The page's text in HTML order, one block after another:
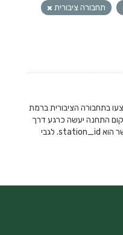
תחבורה ציבורית
בתחבורה הציבורית ברמת
התחנה יעשה כרגע דרך
טבלת stops ב-GTFS והשדה המקשר הוא station_id. לגבי